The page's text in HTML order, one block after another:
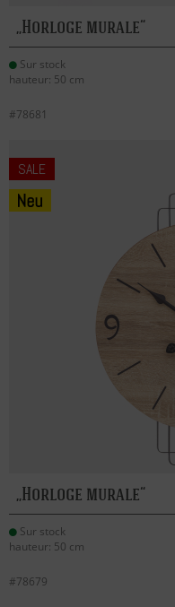
Horloge murale
Sur stock
hauteur: 50 cm
#78681
SALE
Horloge murale
Sur stock
hauteur: 50 cm
#78679